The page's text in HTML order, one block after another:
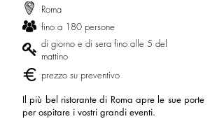
Roma
fino a 180 persone
di giorno e di sera fino alle 5 del
mattino
prezzo su preventivo
Il più bel ristorante di Roma apre le sue porte
per ospitare i vostri grandi eventi.